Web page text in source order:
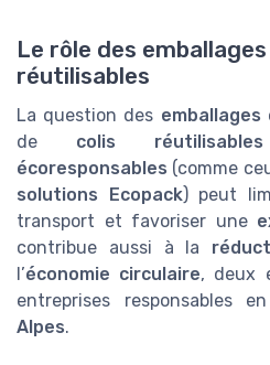
Le rôle des
réutilisables
La question des emballages
de colis réutilisables
écoresponsables (comme
solutions Ecopack) peut
transport et favoriser une
contribue aussi à la
l’économie circulaire, deux
entreprises responsables en
Alpes.